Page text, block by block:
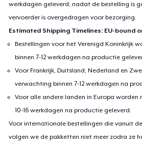
werkdagen geleverd, nadat de bestelling is
vervoerder is overgedragen voor bezorging.
Estimated Shipping Timelines: EU-bound
Bestellingen voor het Verenigd Koninkrijk
binnen 7-12 werkdagen na productie
Voor Frankrijk, Duitsland, Nederland en
verwachting binnen 7-12 werkdagen na
Voor alle andere landen in Europa worden
10-16 werkdagen na productie geleverd.
Voor internationale bestellingen die vanuit
volgen we de pakketten niet meer zodra ze